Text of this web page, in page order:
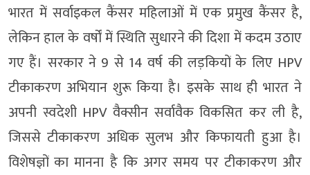
भारत में सर्वाइकल कैंसर महिलाओं में एक प्रमुख कैंसर है,
लेकिन हाल के वर्षों में स्थिति सुधारने की दिशा में कदम उठाए
गए हैं। सरकार ने 9 से 14 वर्ष की लड़कियों के लिए HPV
टीकाकरण अभियान शुरू किया है। इसके साथ ही भारत ने
अपनी स्वदेशी HPV वैक्सीन सर्वावैक विकसित कर ली है,
जिससे टीकाकरण अधिक सुलभ और किफायती हुआ है।
विशेषज्ञों का मानना है कि अगर समय पर टीकाकरण और